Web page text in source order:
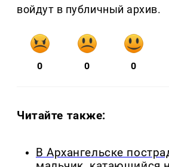
войдут в публичный архив.
0 0 0
Читайте также:
В Архангельске